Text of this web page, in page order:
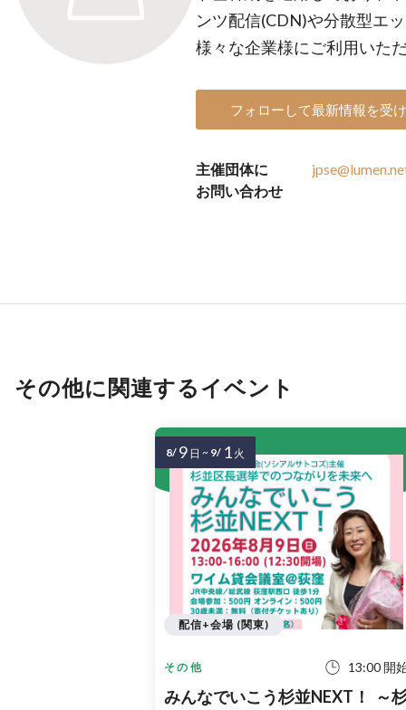
ンツ配信(CDN)や分散型エ
様々な企業様にご利用いた
フォローして最新情報を受
主催団体に
お問い合わせ
その他に関連するイベント
その他 13:00 開
みんなでいこう杉並NEXT！ ～
配信+会場 (関東)
8/ 9 日 ~ 9/ 1 火